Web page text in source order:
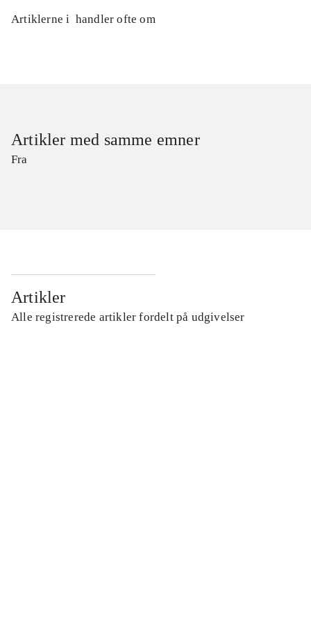
Artiklerne i handler ofte om
Artikler med samme emner
Fra
Artikler
Alle registrerede artikler fordelt på udgivelser